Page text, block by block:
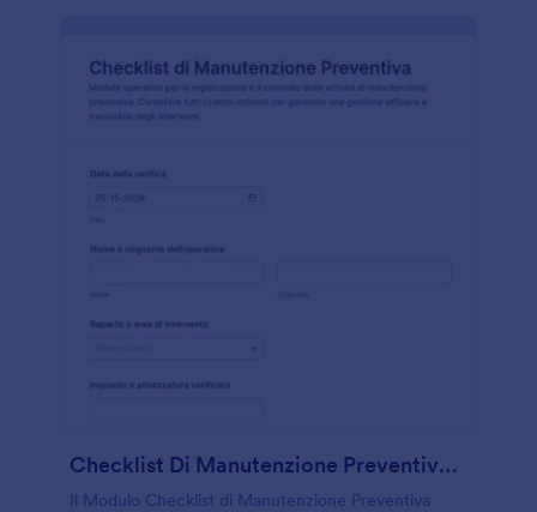
Checklist Di Manutenzione Preventiva Form
Il Modulo Checklist di Manutenzione Preventiva